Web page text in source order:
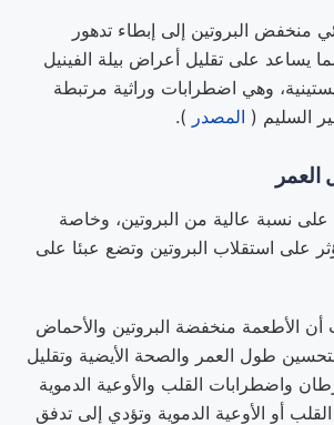
منخفض البروتين إلى إبطاء تدهور
يساعد على تقليل أعراض بيلة الفينيل
وهي اضطرابات وراثية مرتبطة
السليم ( المصدر ).
على نسبة عالية من البروتين، وخاصة
على استقلاب البروتين وتضع عبئا على
الأطعمة منخفضة البروتين والأحماض
بتحسين طول العمر والصحة الأيضية وتقليل
واضطرابات القلب والأوعية الدموية
أو الأوعية الدموية وتؤدي إلى تدفق